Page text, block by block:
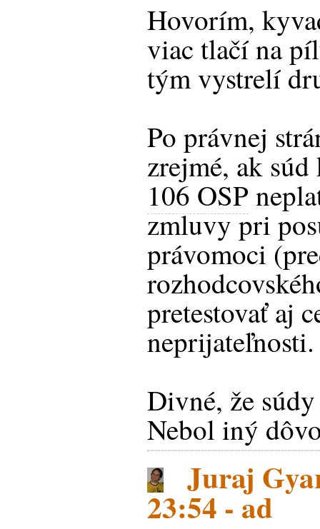
Hovorím,
viac tlačí na
tým vystrelí
Po právnej
zrejmé, ak
106 OSP
zmluvy pri
právomoci
pretestovať aj
neprijateľnosti.
Divné, že
Nebol iný
Juraj
23:54 - ad